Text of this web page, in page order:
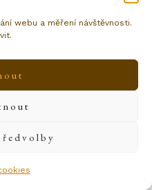
webu a měření návštěvnosti.